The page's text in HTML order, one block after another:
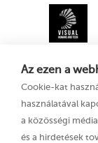
Az ezen a
Cookie-kat
használatával
a közösségi
és a hirdetések